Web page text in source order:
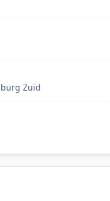
Zuid